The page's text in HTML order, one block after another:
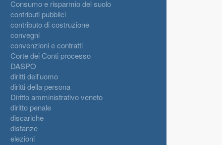
Consumo e risparmio del suolo
contributi pubblici
contributo di costruzione
convegni
convenzioni e contratti
Corte dei Conti processo
DASPO
diritti dell'uomo
diritti della persona
Diritto amministrativo veneto
diritto penale
discariche
distanze
elezioni